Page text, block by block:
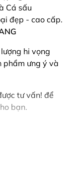
Cá sấu
đẹp - cao cấp.
hi vọng
phẩm ưng ý và
tư vấn! để
bạn.